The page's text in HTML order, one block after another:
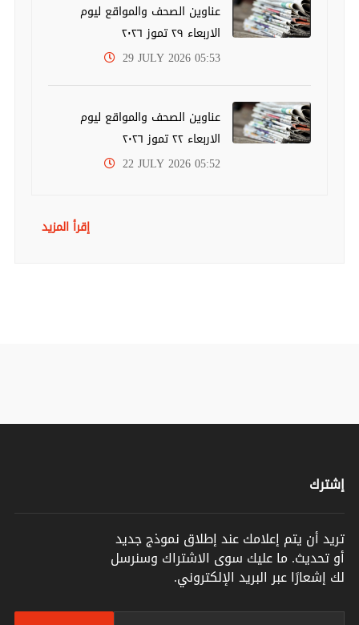
عناوين الصحف والمواقع ليوم
الاربعاء ٢٩ تموز ٢٠٢٦
29 JULY 2026 05:53
عناوين الصحف والمواقع ليوم
الاربعاء ٢٢ تموز ٢٠٢٦
22 JULY 2026 05:52
إقرأ المزيد
إشترك
تريد أن يتم إعلامك عند إطلاق نموذج جديد
أو تحديث. ما عليك سوى الاشتراك وسنرسل
لك إشعارًا عبر البريد الإلكتروني.